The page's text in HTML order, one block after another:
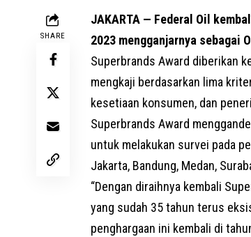
SHARE
JAKARTA — Federal Oil
2023 mengganjarnya sebagai
Superbrands Award diberikan
mengkaji berdasarkan lima
kesetiaan konsumen, dan
Superbrands Award
untuk melakukan survei pada
Jakarta, Bandung, Medan,
“Dengan diraihnya kembali
yang sudah 35 tahun terus
penghargaan ini kembali di